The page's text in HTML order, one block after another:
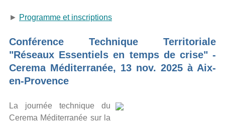
► Programme et inscriptions
Conférence Technique Territoriale
"Réseaux Essentiels en temps de crise" -
Cerema Méditerranée, 13 nov. 2025 à Aix-
en-Provence
La journée technique du
Cerema Méditerranée sur la